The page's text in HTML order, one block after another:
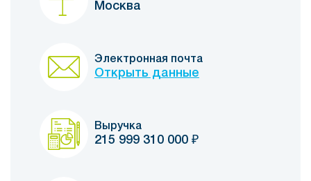
Москва
Электронная почта
Открыть данные
Выручка
215 999 310 000 ₽